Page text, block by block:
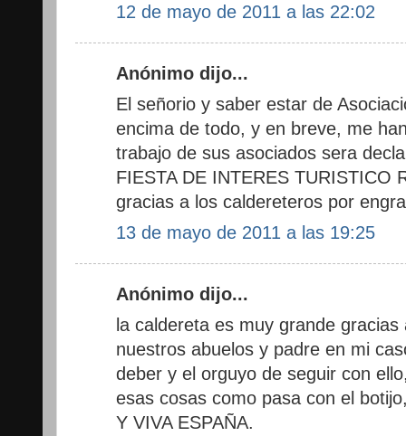
12 de mayo de 2011 a las 22:02
Anónimo dijo...
El señorio y saber estar de
encima de todo, y en breve, me
trabajo de sus asociados sera
FIESTA DE INTERES TURISTICO
gracias a los caldereteros por
13 de mayo de 2011 a las 19:25
Anónimo dijo...
la caldereta es muy grande
nuestros abuelos y padre en mi
deber y el orguyo de seguir con
esas cosas como pasa con el
Y VIVA ESPAÑA.